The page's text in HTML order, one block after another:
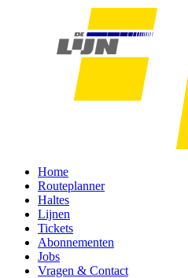
Home
Routeplanner
Haltes
Lijnen
Tickets
Abonnementen
Jobs
Vragen & Contact